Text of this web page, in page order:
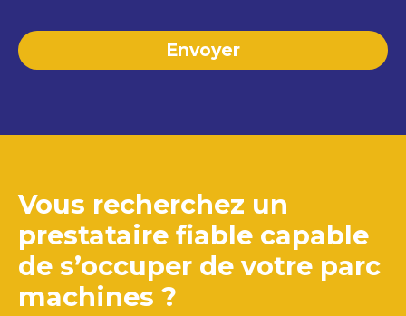
Vous recherchez un
prestataire fiable capable
de s’occuper de votre parc
machines ?